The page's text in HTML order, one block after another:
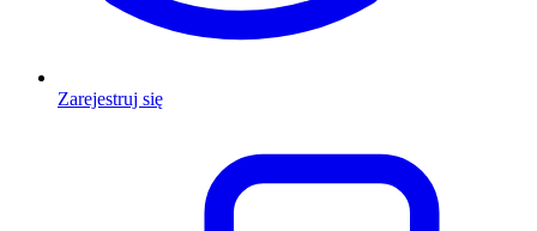
Zarejestruj się